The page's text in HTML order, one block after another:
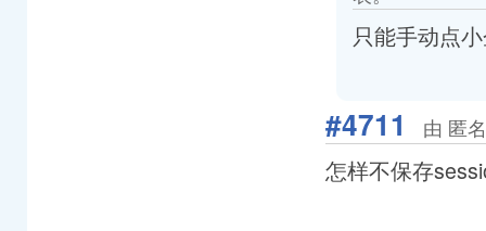
只能手动点
#4711 由 匿
怎样不保存